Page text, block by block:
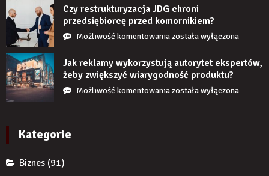
stanie,
jeśli
przez
czas
nie
uzupełnię
braku
Czy restrukturyzacja JDG chroni
przedsiębiorcę przed komornikiem?
Możliwość komentowaniaCzy
JDG
chroni
przedsiębiorcę
została wyłączona
Jak reklamy wykorzystują autorytet ekspertów,
żeby zwiększyć wiarygodność produktu?
Możliwość komentowaniaJak
została wyłączona
Kategorie
Biznes (91)